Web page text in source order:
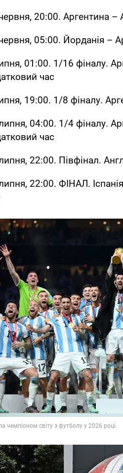
20:00. Аргентина –
05:00. Йорданія –
01:00. 1/16 фіналу.
час
19:00. 1/8 фіналу.
04:00. 1/4 фіналу.
час
22:00. Півфінал.
22:00. ФІНАЛ.